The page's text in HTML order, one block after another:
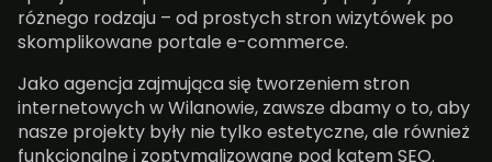
różnego rodzaju – od prostych stron wizytówek po
skomplikowane portale e-commerce.
Jako agencja zajmująca się tworzeniem stron
internetowych w Wilanowie, zawsze dbamy o to, aby
nasze projekty były nie tylko estetyczne, ale również
funkcjonalne i zoptymalizowane pod kątem SEO.